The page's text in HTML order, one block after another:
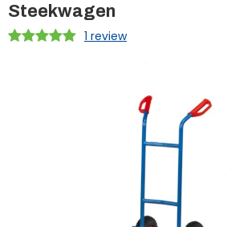
Steekwagen
1 review